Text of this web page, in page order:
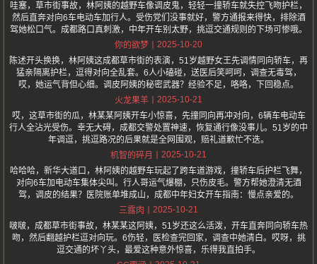
哇塞，草市街事故，林阿姨的越野车像调皮鬼，轻轻一撞轿车就失控飞吻护栏，
然后直奔对向6车电动车加行人。受伤党们没事就好，警方通报来得快，排除酒
驾她松口气。成都路口真刺激，中年开车别太野，挑逗交通规则的下场可惨哦。
你的欲梦
2025-10-20
陈述开头换换，林阿姨这成都草市街的表演，51岁越野女王先调情同向轿车，再
猛亲隔离护栏，逗得对向全乱套。6人小磕碰，送医后笑呵呵，调查无毒驾，
哎，她运气背但心细。调皮阿姨的秘密武器？经验不足，咯咯，下回稳点。
火龙果羊
2025-10-21
哎，这草市街的瓜，林某某阿姨开车小惊喜，先撞同向再冲对向，6辆车电动车
行人全沾光受伤。幸无大碍，成都交警处置神速，恢复通行像没事儿。51岁的中
年调逗，挑逗路况的后果就是全网围观，赔礼道歉忙不迭。
机智的碎月
2025-10-21
哈哈哈，新华大道口，林阿姨的越野车玩起了跨车道游戏，撞轿车后护栏飞舞，
对向6车加电动车集体尖叫。行人哥运气爆棚，只伤皮毛。警方帮她澄清无酒
驾，调皮的结果？医院账单堆成山，成都中年妇女开车指南：慢点亲爱的。
三露肉
2025-10-21
啵啵，成都草市街事故，林某某这阿姨，51岁还这么活泼，开车直奔同向轿车热
吻，然后翻越护栏逗对向玩。6伤轻，医检查完回家，调查中她清白。哎呀，挑
逗交通的坏丫头，最爱这种意外惊喜，乐得我直拍手。